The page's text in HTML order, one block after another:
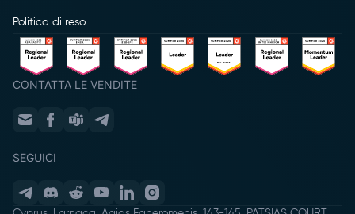
Politica di reso
CONTATTA LE VENDITE
SEGUICI